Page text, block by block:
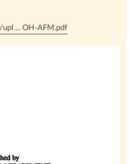
... OH-AFM.pdf